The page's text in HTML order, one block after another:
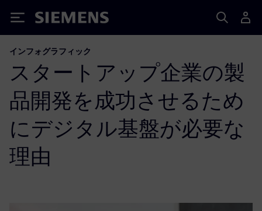
Siemens
インフォグラフィック
スタートアップ企業の製
品開発を成功させるため
にデジタル基盤が必要な
理由